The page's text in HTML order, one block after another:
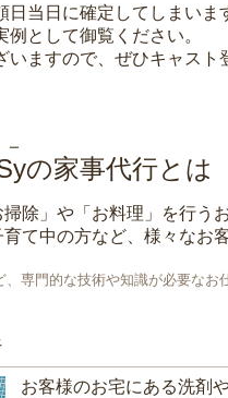
日当日に確定してしまいま
として御覧ください。
いますので、ぜひキャスト
ー
の家事代行とは
掃除 」や「 お料理 」を行う
て中の方など、様々なお
専門的な技術や知識が必要なお
お客様のお宅にある洗剤